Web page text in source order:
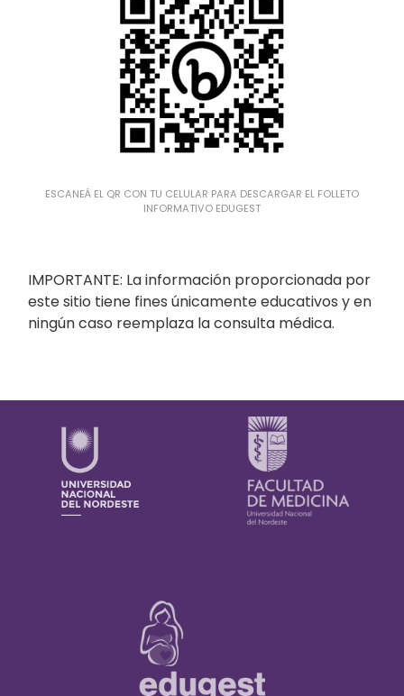
ESCANEÁ EL QR CON TU CELULAR PARA DESCARGAR EL FOLLETO
INFORMATIVO EDUGEST
IMPORTANTE: La información proporcionada por
este sitio tiene fines únicamente educativos y en
ningún caso reemplaza la consulta médica.